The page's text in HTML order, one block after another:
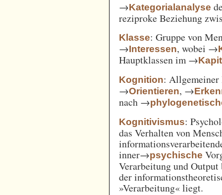
→Kategorialanalyse
reziproke Beziehung
Klasse: Gruppe von
→Interessen, wobei →
Hauptklassen im →
Kognition: Allgemeiner
→Orientieren, →
nach →
Kognitivismus:
das Verhalten von
inner→psychische
Verarbeitung und
der
»Verarbeitung« liegt.